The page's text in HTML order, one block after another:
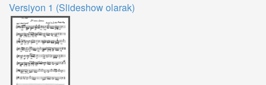
Versiyon 1 (Slideshow olarak)